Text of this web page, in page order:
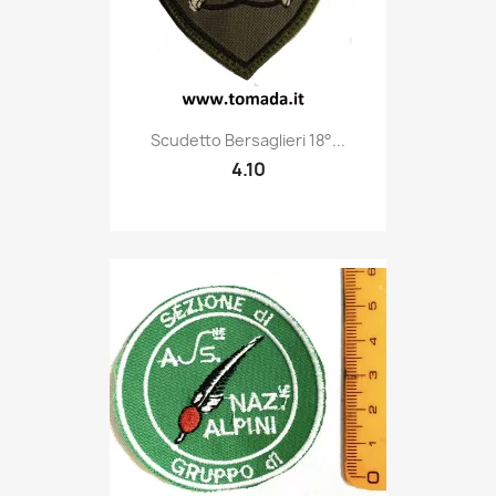
Quick view
Scudetto Bersaglieri 18°...
4.10